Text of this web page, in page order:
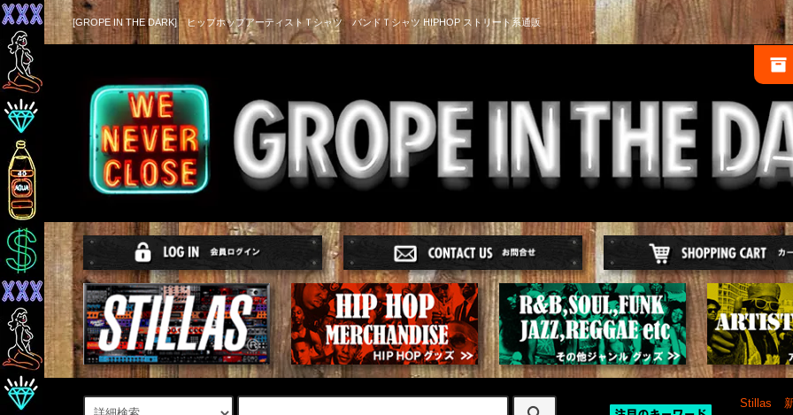
[GROPE IN THE DARK] ヒップホップアーティストＴシャツ バンドＴシャツ HIPHOP ストリート系通販
Stillas